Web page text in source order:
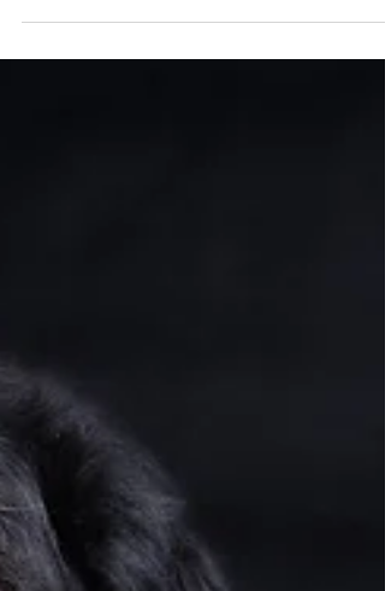
Vinniesek oslavil už 4 narozeniny, z
Danteho se pomalu ale...